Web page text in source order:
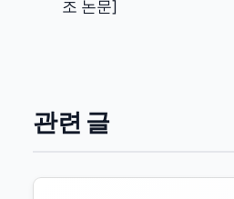
조 논문]
관련 글